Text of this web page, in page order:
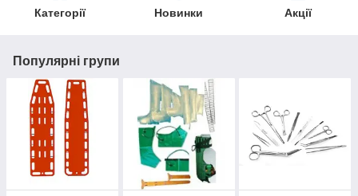
Категорії Новинки Акції
Популярні групи